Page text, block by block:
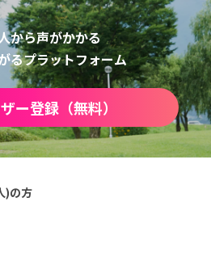
から声がかかる
るプラットフォーム
ー登録（無料）
)の方